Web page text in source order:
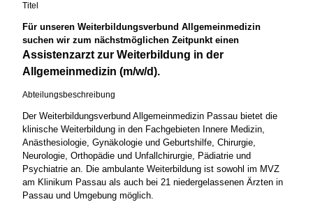
Titel
Für unseren Weiterbildungsverbund Allgemeinmedizin
suchen wir zum nächstmöglichen Zeitpunkt einen
Assistenzarzt zur Weiterbildung in der
Allgemeinmedizin (m/w/d).
Abteilungsbeschreibung
Der Weiterbildungsverbund Allgemeinmedizin Passau bietet die
klinische Weiterbildung in den Fachgebieten Innere Medizin,
Anästhesiologie, Gynäkologie und Geburtshilfe, Chirurgie,
Neurologie, Orthopädie und Unfallchirurgie, Pädiatrie und
Psychiatrie an. Die ambulante Weiterbildung ist sowohl im MVZ
am Klinikum Passau als auch bei 21 niedergelassenen Ärzten in
Passau und Umgebung möglich.